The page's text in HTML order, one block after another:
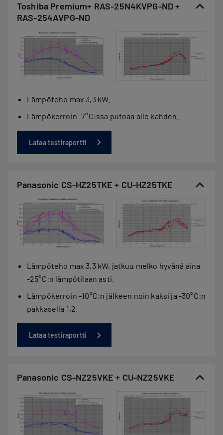
Toshiba Premium+ RAS-25N4KVPG-ND +
RAS-254AVPG-ND
Lämpöteho max 3,3 kW.
Lämpökerroin -7°C:ssa putoaa alle kahden.
Lataa testiraportti
Panasonic CS-HZ25TKE + CU-HZ25TKE
Lämpöteho max 3,3 kW, jatkuu melko hyvänä aina
-25°C:n lämpötilaan asti.
Lämpökerroin -10°C:n jälkeen noin kaksi ja -30°C:n
pakkasella 1,2.
Lataa testiraportti
Panasonic CS-NZ25VKE + CU-NZ25VKE